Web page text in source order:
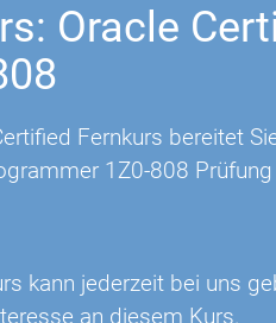
Oracle
Fernkurs bereitet
1Z0-808 Prüfung
kann jederzeit bei uns
an diesem Kurs.